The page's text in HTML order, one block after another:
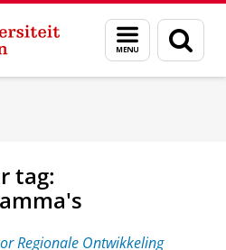
Menu
en
zoeken
of Innovation Management &
tag: